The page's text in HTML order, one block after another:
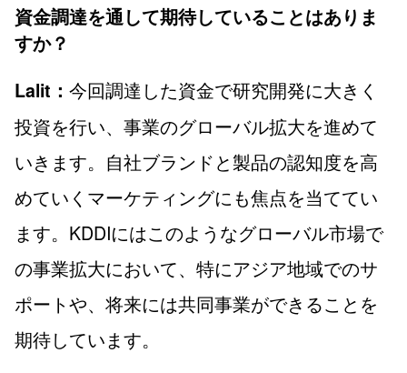
資金調達を通して期待していることはありま
すか？
Lalit： 今回調達した資金で研究開発に大きく
投資を行い、事業のグローバル拡大を進めて
いきます。自社ブランドと製品の認知度を高
めていくマーケティングにも焦点を当ててい
ます。KDDIにはこのようなグローバル市場で
の事業拡大において、特にアジア地域でのサ
ポートや、将来には共同事業ができることを
期待しています。